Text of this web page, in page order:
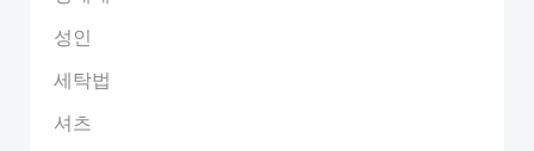
성인
세탁법
셔츠